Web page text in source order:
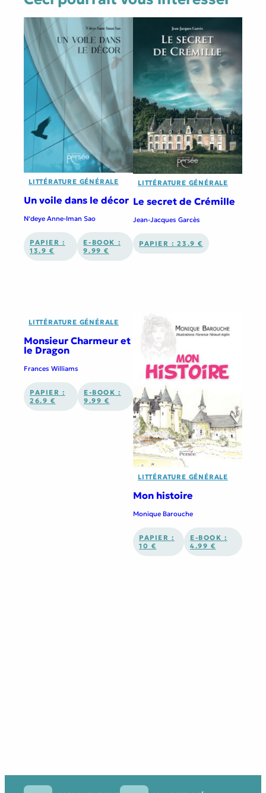
LITTÉRATURE GÉNÉRALE
Un voile dans le décor
N’deye Anne-Iman Sao
PAPIER :
13.9 €
E-BOOK :
9.99 €
LITTÉRATURE GÉNÉRALE
Le secret de Crémille
Jean-Jacques Garcès
PAPIER : 23.9 €
LITTÉRATURE GÉNÉRALE
Monsieur Charmeur et
le Dragon
Frances Williams
PAPIER :
26.9 €
E-BOOK :
9.99 €
LITTÉRATURE GÉNÉRALE
Mon histoire
Monique Barouche
PAPIER :
10 €
E-BOOK :
4.99 €